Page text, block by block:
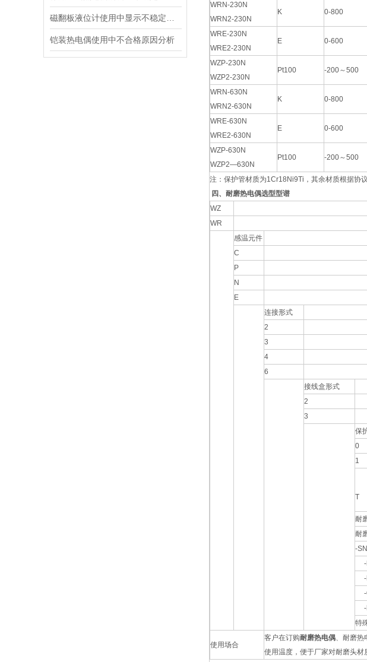
铠装热电偶使用中不合格原因分析
WRN-230N
WRN2-230N
K 0-800
WRE-230N
WRE2-230N
E 0-600
WZP-230N
WZP2-230N
Pt100 -200～500
WRN-630N
WRN2-630N
K 0-800
WRE-630N
WRE2-630N
E 0-600
WZP-630N
WZP2—630N
Pt100 -200～500
注：保护管材质为1Cr18Ni9Ti，其余材质根据协
四、耐磨热电偶选型型谱
WZ
WR
感温元件
C
P
N
E
连接形式
2
3
4
6
接线盒形式
2
3
保
0
1
T
耐
耐
-SN
-
-
-
-
特
使用场合
客户在订购耐磨热电偶、耐磨热
使用温度，便于厂家对耐磨头材